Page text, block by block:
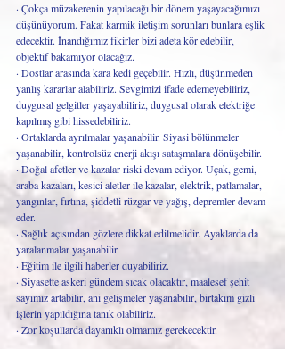
· Çokça müzakerenin yapılacağı bir dönem yaşayacağımızı
düşünüyorum. Fakat karmik iletişim sorunları bunlara eşlik
edecektir. İnandığımız fikirler bizi adeta kör edebilir,
objektif bakamıyor olacağız.
· Dostlar arasında kara kedi geçebilir. Hızlı, düşünmeden
yanlış kararlar alabiliriz. Sevgimizi ifade edemeyebiliriz,
duygusal gelgitler yaşayabiliriz, duygusal olarak elektriğe
kapılmış gibi hissedebiliriz.
· Ortaklarda ayrılmalar yaşanabilir. Siyasi bölünmeler
yaşanabilir, kontrolsüz enerji akışı sataşmalara dönüşebilir.
· Doğal afetler ve kazalar riski devam ediyor. Uçak, gemi,
araba kazaları, kesici aletler ile kazalar, elektrik, patlamalar,
yangınlar, fırtına, şiddetli rüzgar ve yağış, depremler devam
eder.
· Sağlık açısından gözlere dikkat edilmelidir. Ayaklarda da
yaralanmalar yaşanabilir.
· Eğitim ile ilgili haberler duyabiliriz.
· Siyasette askeri gündem sıcak olacaktır, maalesef şehit
sayımız artabilir, ani gelişmeler yaşanabilir, birtakım gizli
işlerin yapıldığına tanık olabiliriz.
· Zor koşullarda dayanıklı olmamız gerekecektir.